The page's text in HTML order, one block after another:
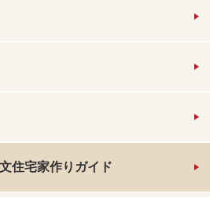
住宅家作りガイド